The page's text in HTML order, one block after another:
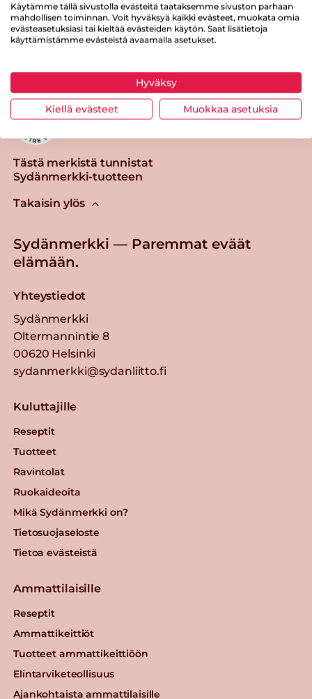
Tulosta sivu Jaa tuote
Tästä merkistä tunnistat
Sydänmerkki-tuotteen
Takaisin ylös
Sydänmerkki — Paremmat eväät
elämään.
Yhteystiedot
Sydänmerkki
Oltermannintie 8
00620 Helsinki
sydanmerkki@sydanliitto.fi
Kuluttajille
Reseptit
Tuotteet
Ravintolat
Ruokaideoita
Mikä Sydänmerkki on?
Tietosuojaseloste
Tietoa evästeistä
Ammattilaisille
Reseptit
Ammattikeittiöt
Tuotteet ammattikeittiöön
Elintarviketeollisuus
Ajankohtaista ammattilaisille
Käytämme tällä sivustolla evästeitä taataksemme sivuston parhaan
mahdollisen toiminnan. Voit hyväksyä kaikki evästeet, muokata omia
evästeasetuksiasi tai kieltää evästeiden käytön. Saat lisätietoja
käyttämistämme evästeistä avaamalla asetukset.
Hyväksy
Kiellä evästeet Muokkaa asetuksia